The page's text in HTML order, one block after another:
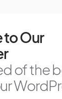
to Our
of the